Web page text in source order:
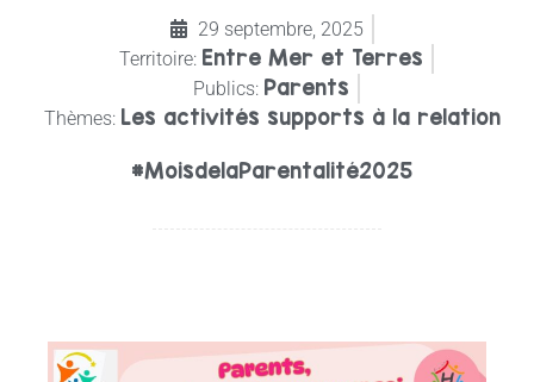
29 septembre, 2025
Territoire: Entre Mer et Terres
Publics: Parents
Thèmes: Les activités supports à la relation
#MoisdelaParentalité2025